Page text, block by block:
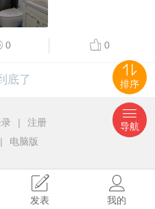
0 0
底了
|
注册
| 电脑版
发表 我的
排序
导航